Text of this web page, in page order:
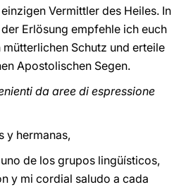
Vermittler des Heiles. In
Erlösung empfehle ich euch
Schutz und erteile
Apostolischen Segen.
da aree di espressione
y hermanas,
de los grupos lingüísticos,
y mi cordial saludo a cada